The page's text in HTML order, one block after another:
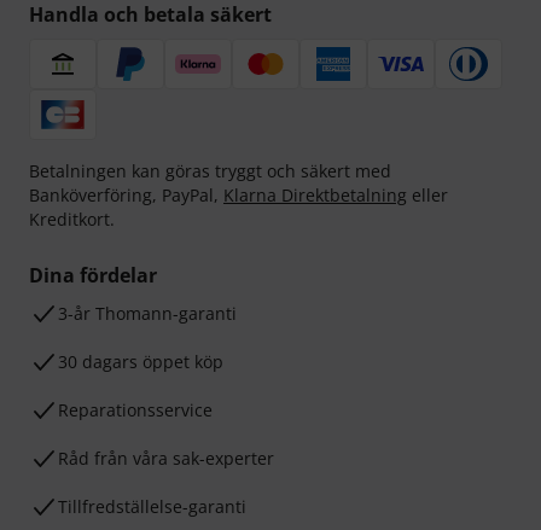
Handla och betala säkert
Betalningen kan göras tryggt och säkert med
Banköverföring, PayPal, Klarna Direktbetalning eller
Kreditkort.
Dina fördelar
3-år Thomann-garanti
30 dagars öppet köp
Reparationsservice
Råd från våra sak-experter
Tillfredställelse-garanti